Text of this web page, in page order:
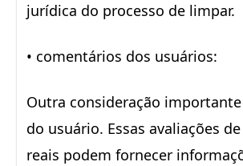
jurídica do processo de limpar.
• comentários dos usuários:
Outra consideração
do usuário. Essas avaliações
reais podem fornecer